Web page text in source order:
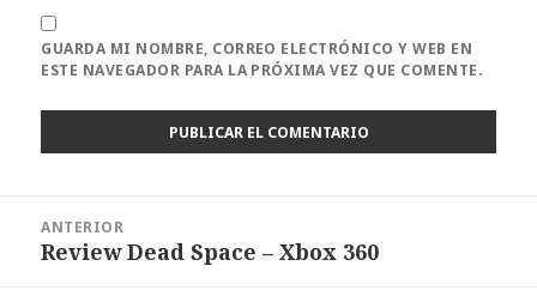
GUARDA MI NOMBRE, CORREO ELECTRÓNICO Y WEB EN
ESTE NAVEGADOR PARA LA PRÓXIMA VEZ QUE COMENTE.
entradas
ANTERIOR
Entrada
Review Dead Space – Xbox 360